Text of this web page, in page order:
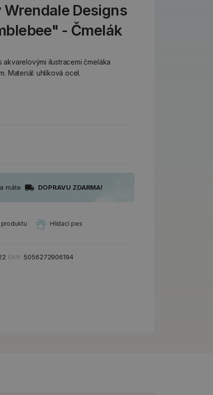
Designs
- Čmelák
ilustracemi čmeláka
Materiál: uhlíková ocel.
máte DOPRAVU ZDARMA!
Hlídací pes
EAN: 5056272906194